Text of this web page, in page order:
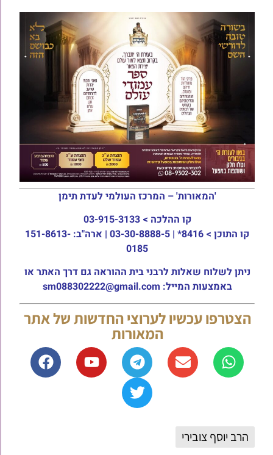
'המאורות' – המרכז העולמי לעדת תימן
קו ההלכה > 03-915-3133
קו התוכן >
8416* | 03-30-8888-5 | ארה"ב: 151-8613-
0185
ניתן לשלוח שאלות לרבני בית ההוראה גם דרך האתר או
באמצעות המייל: sm088302222@gmail.com
הצטרפו עכשיו לערוצי החדשות של אתר
המאורות
הרב יוסף צובירי